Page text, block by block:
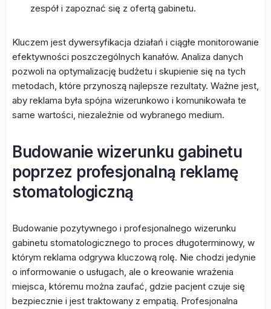
zespół i zapoznać się z ofertą gabinetu.
Kluczem jest dywersyfikacja działań i ciągłe monitorowanie
efektywności poszczególnych kanałów. Analiza danych
pozwoli na optymalizację budżetu i skupienie się na tych
metodach, które przynoszą najlepsze rezultaty. Ważne jest,
aby reklama była spójna wizerunkowo i komunikowała te
same wartości, niezależnie od wybranego medium.
Budowanie wizerunku gabinetu
poprzez profesjonalną reklamę
stomatologiczną
Budowanie pozytywnego i profesjonalnego wizerunku
gabinetu stomatologicznego to proces długoterminowy, w
którym reklama odgrywa kluczową rolę. Nie chodzi jedynie
o informowanie o usługach, ale o kreowanie wrażenia
miejsca, któremu można zaufać, gdzie pacjent czuje się
bezpiecznie i jest traktowany z empatią. Profesjonalna